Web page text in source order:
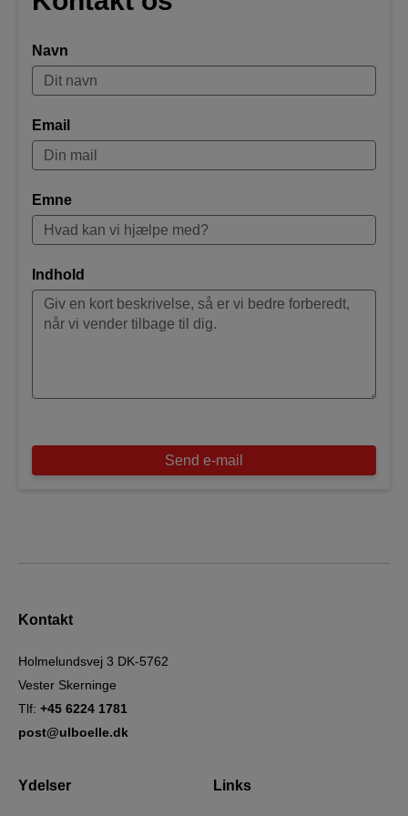
Navn
Email
Emne
Indhold
Send e-mail
Kontakt
Holmelundsvej 3 DK-5762
Vester Skerninge
Tlf: +45 6224 1781
post@ulboelle.dk
Ydelser Links